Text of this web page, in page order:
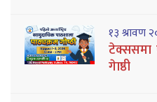
१३ श्रावण
टेक्ससमा
गेाष्ठी